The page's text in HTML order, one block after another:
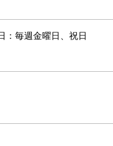
週金曜日、祝日